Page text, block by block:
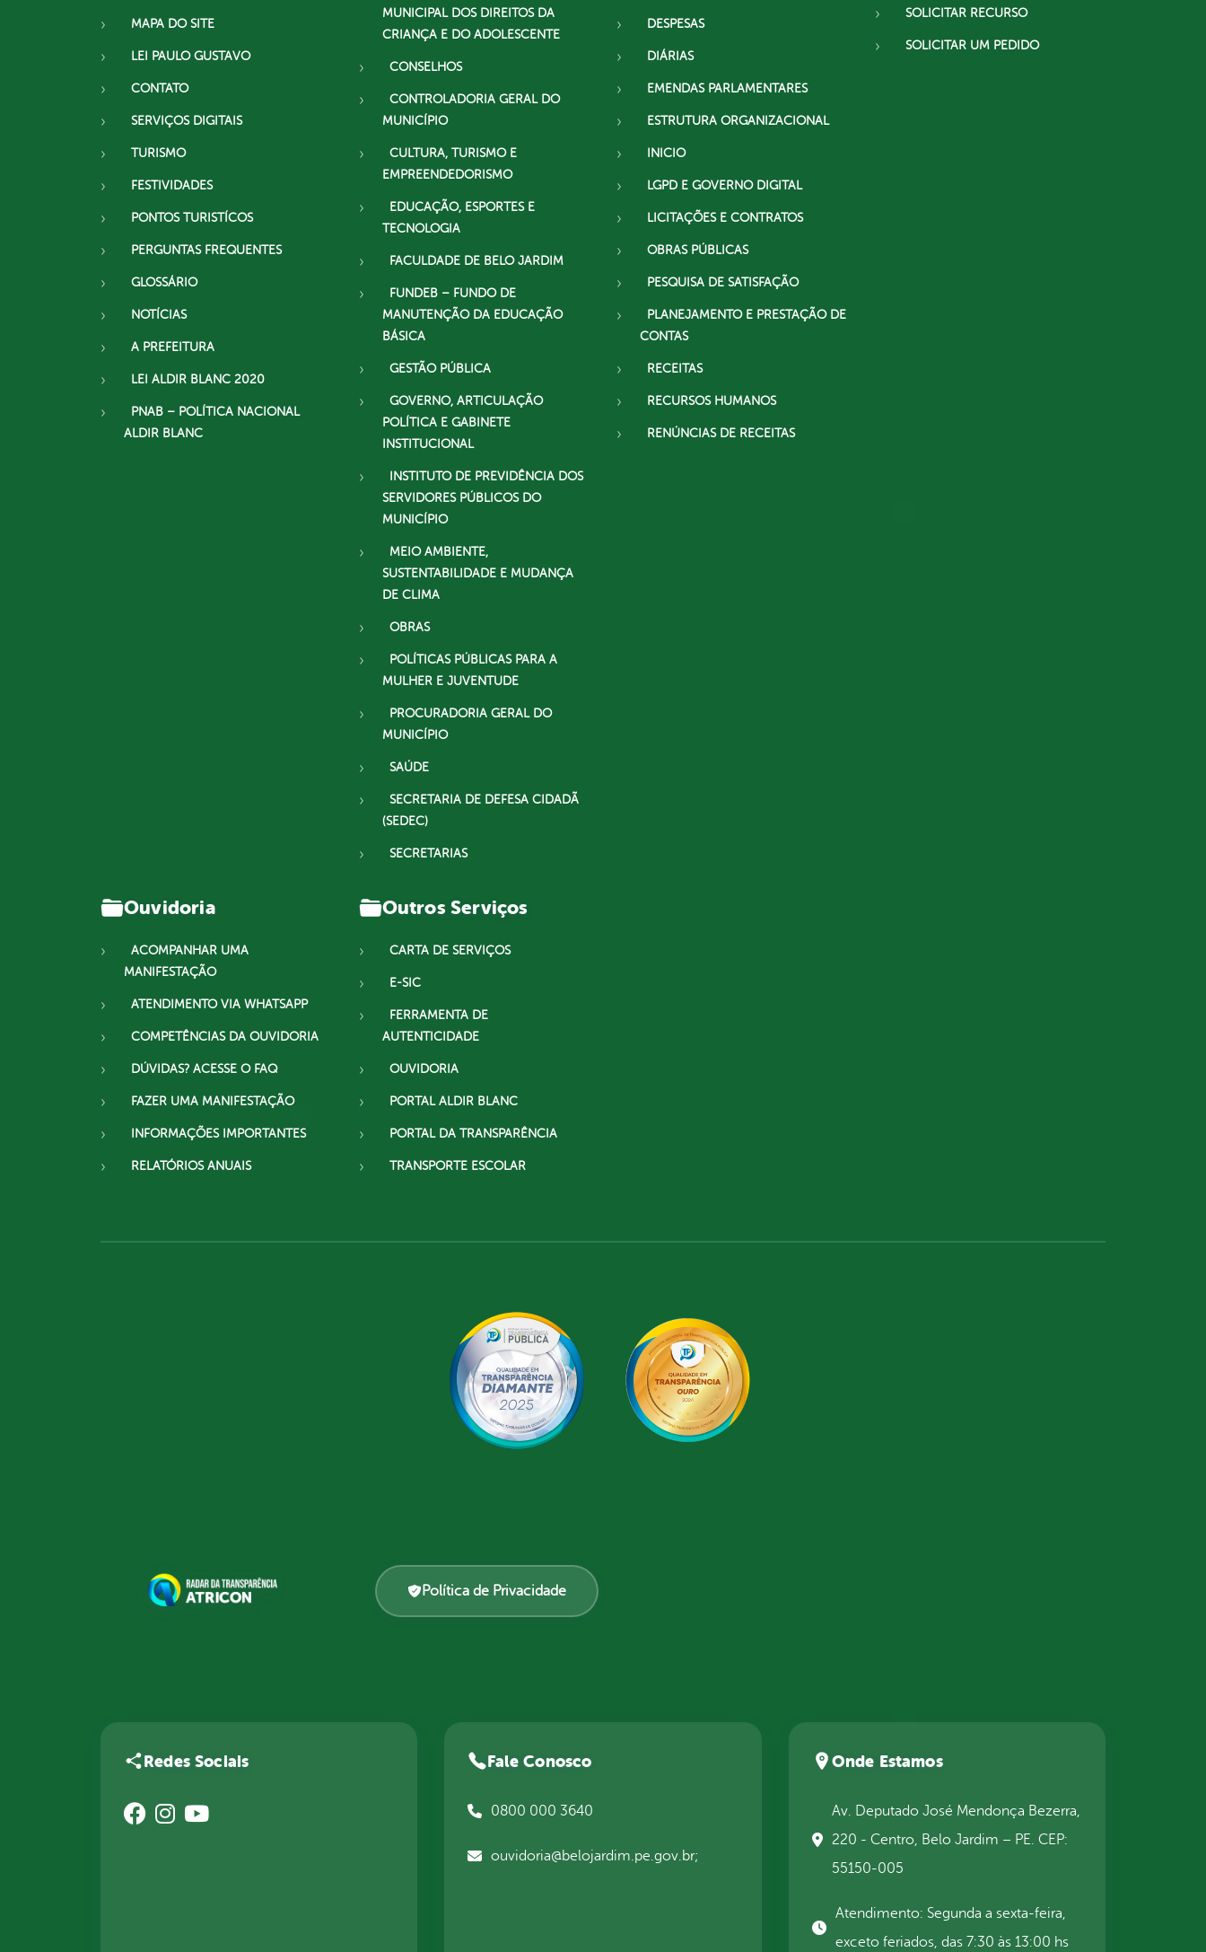
MAPA DO SITE
LEI PAULO GUSTAVO
CONTATO
SERVIÇOS DIGITAIS
TURISMO
FESTIVIDADES
PONTOS TURISTÍCOS
PERGUNTAS FREQUENTES
GLOSSÁRIO
NOTÍCIAS
A PREFEITURA
LEI ALDIR BLANC 2020
PNAB – POLÍTICA NACIONAL
ALDIR BLANC
MUNICIPAL DOS DIREITOS DA
CRIANÇA E DO ADOLESCENTE
CONSELHOS
CONTROLADORIA GERAL DO
MUNICÍPIO
CULTURA, TURISMO E
EMPREENDEDORISMO
EDUCAÇÃO, ESPORTES E
TECNOLOGIA
FACULDADE DE BELO JARDIM
FUNDEB – FUNDO DE
MANUTENÇÃO DA EDUCAÇÃO
BÁSICA
GESTÃO PÚBLICA
GOVERNO, ARTICULAÇÃO
POLÍTICA E GABINETE
INSTITUCIONAL
INSTITUTO DE PREVIDÊNCIA DOS
SERVIDORES PÚBLICOS DO
MUNICÍPIO
MEIO AMBIENTE,
SUSTENTABILIDADE E MUDANÇA
DE CLIMA
OBRAS
POLÍTICAS PÚBLICAS PARA A
MULHER E JUVENTUDE
PROCURADORIA GERAL DO
MUNICÍPIO
SAÚDE
SECRETARIA DE DEFESA CIDADÃ
(SEDEC)
SECRETARIAS
DESPESAS
DIÁRIAS
EMENDAS PARLAMENTARES
ESTRUTURA ORGANIZACIONAL
INICIO
LGPD E GOVERNO DIGITAL
LICITAÇÕES E CONTRATOS
OBRAS PÚBLICAS
PESQUISA DE SATISFAÇÃO
PLANEJAMENTO E PRESTAÇÃO DE
CONTAS
RECEITAS
RECURSOS HUMANOS
RENÚNCIAS DE RECEITAS
SOLICITAR RECURSO
SOLICITAR UM PEDIDO
Ouvidoria
ACOMPANHAR UMA
MANIFESTAÇÃO
ATENDIMENTO VIA WHATSAPP
COMPETÊNCIAS DA OUVIDORIA
DÚVIDAS? ACESSE O FAQ
FAZER UMA MANIFESTAÇÃO
INFORMAÇÕES IMPORTANTES
RELATÓRIOS ANUAIS
Outros Serviços
CARTA DE SERVIÇOS
E-SIC
FERRAMENTA DE
AUTENTICIDADE
OUVIDORIA
PORTAL ALDIR BLANC
PORTAL DA TRANSPARÊNCIA
TRANSPORTE ESCOLAR
Política de Privacidade
Redes Sociais Fale Conosco
0800 000 3640
ouvidoria@belojardim.pe.gov.br;
Onde Estamos
Av. Deputado José Mendonça Bezerra,
220 - Centro, Belo Jardim – PE. CEP:
55150-005
Atendimento: Segunda a sexta-feira,
exceto feriados, das 7:30 às 13:00 hs